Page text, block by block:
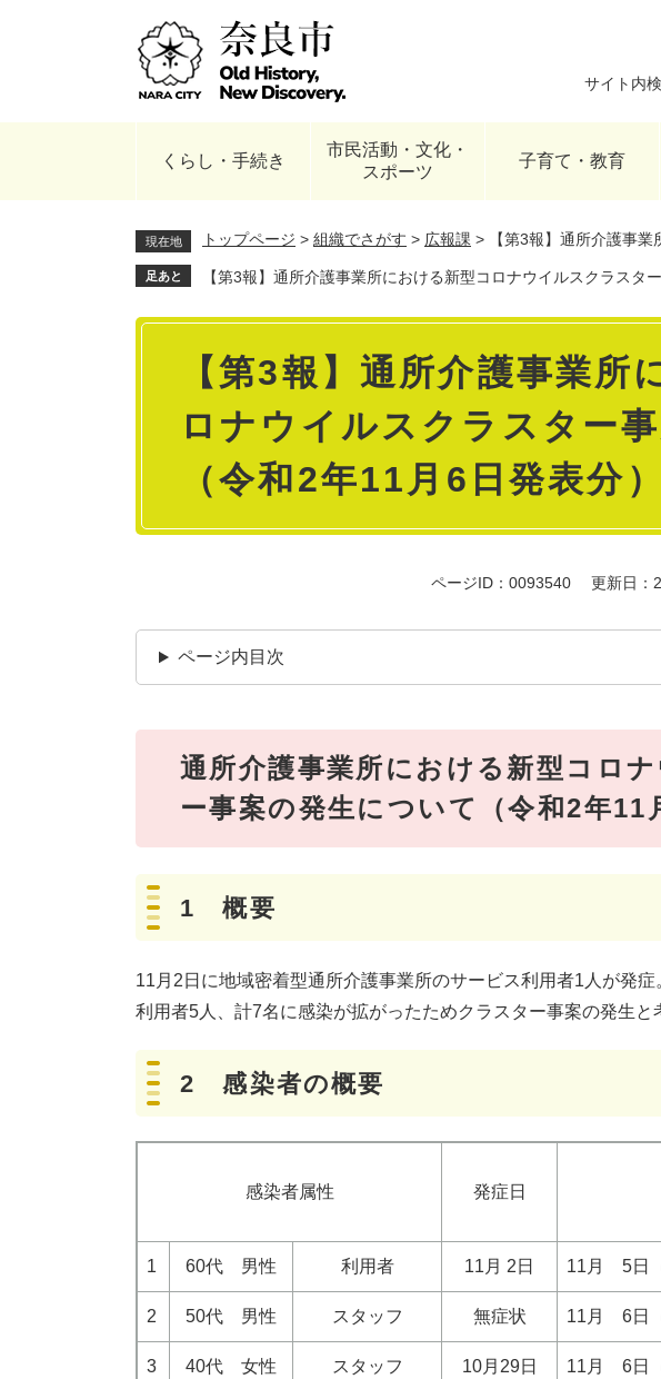
サイト内
くらし・手続き
市民活動・文化・
スポーツ
子育て・教育
現在地 トップページ > 組織でさがす > 広報課 > 【第3報】通所介護事
足あと 【第3報】通所介護事業所における新型コロナウイルスクラスタ
本
【第3報】通所介護事業所
ロナウイルスクラスター
（令和2年11月6日発表分）
ページID：0093540 更新日：
ページ内目次
通所介護事業所における新型コロ
ー事案の発生について（令和2年11
1 概要
11月2日に地域密着型通所介護事業所のサービス利用者1人が発症
利用者5人、計7名に感染が拡がったためクラスター事案の発生と
2感染者の概要
感染者属性 発症日
1 60代 男性 利用者 11月 2日 11月 5日
2 50代 男性 スタッフ 無症状 11月 6日
3 40代 女性 スタッフ 10月29日 11月 6日